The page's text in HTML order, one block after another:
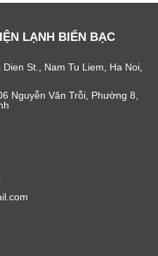
LẠNH BIỂN BẠC
St., Nam Tu Liem, Ha Noi,
Nguyễn Văn Trỗi, Phường 8,